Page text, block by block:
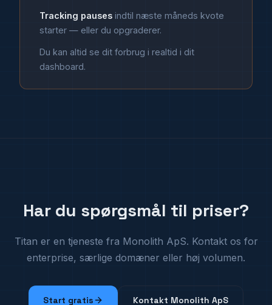
Tracking pauses indtil næste måneds kvote
starter — eller du opgraderer.
Du kan altid se dit forbrug i realtid i dit
dashboard.
Har du spørgsmål til priser?
Titan er en tjeneste fra Monolith ApS. Kontakt os for
enterprise, særlige domæner eller høj volumen.
Start gratis Kontakt Monolith ApS